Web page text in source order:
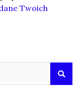
Twoich